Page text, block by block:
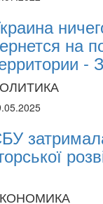
Abasov:
and
на
-